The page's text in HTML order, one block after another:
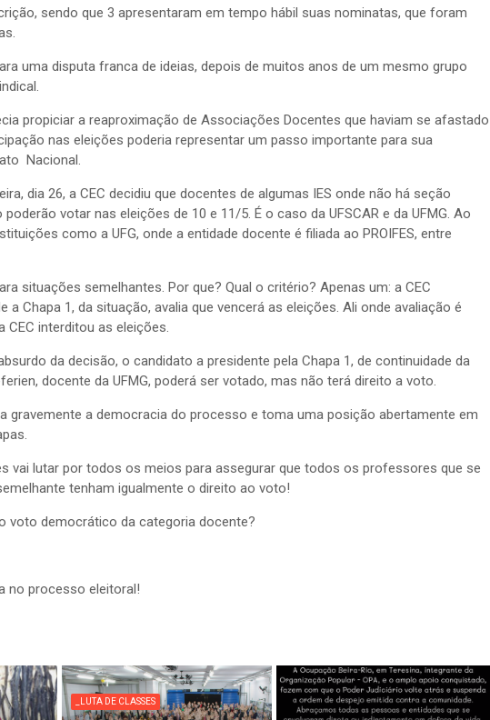
sendo que 3 apresentaram em tempo hábil suas nominatas, que foram
uma disputa franca de ideias, depois de muitos anos de um mesmo grupo
propiciar a reaproximação de Associações Docentes que haviam se afastado
nas eleições poderia representar um passo importante para sua
Nacional.
dia 26, a CEC decidiu que docentes de algumas IES onde não há seção
votar nas eleições de 10 e 11/5. É o caso da UFSCAR e da UFMG. Ao
como a UFG, onde a entidade docente é filiada ao PROIFES, entre
situações semelhantes. Por que? Qual o critério? Apenas um: a CEC
a Chapa 1, da situação, avalia que vencerá as eleições. Ali onde avaliação é
CEC interditou as eleições.
da decisão, o candidato a presidente pela Chapa 1, de continuidade da
docente da UFMG, poderá ser votado, mas não terá direito a voto.
gravemente a democracia do processo e toma uma posição abertamente em
vai lutar por todos os meios para assegurar que todos os professores que se
tenham igualmente o direito ao voto!
voto democrático da categoria docente?
no processo eleitoral!
_LUTA DE CLASSES